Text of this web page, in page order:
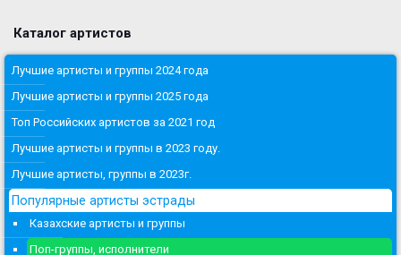
Каталог артистов
Лучшие артисты и группы 2024 года
Лучшие артисты и группы 2025 года
Топ Российских артистов за 2021 год
Лучшие артисты и группы в 2023 году.
Лучшие артисты, группы в 2023г.
Популярные артисты эстрады
Казахские артисты и группы
Поп-группы, исполнители